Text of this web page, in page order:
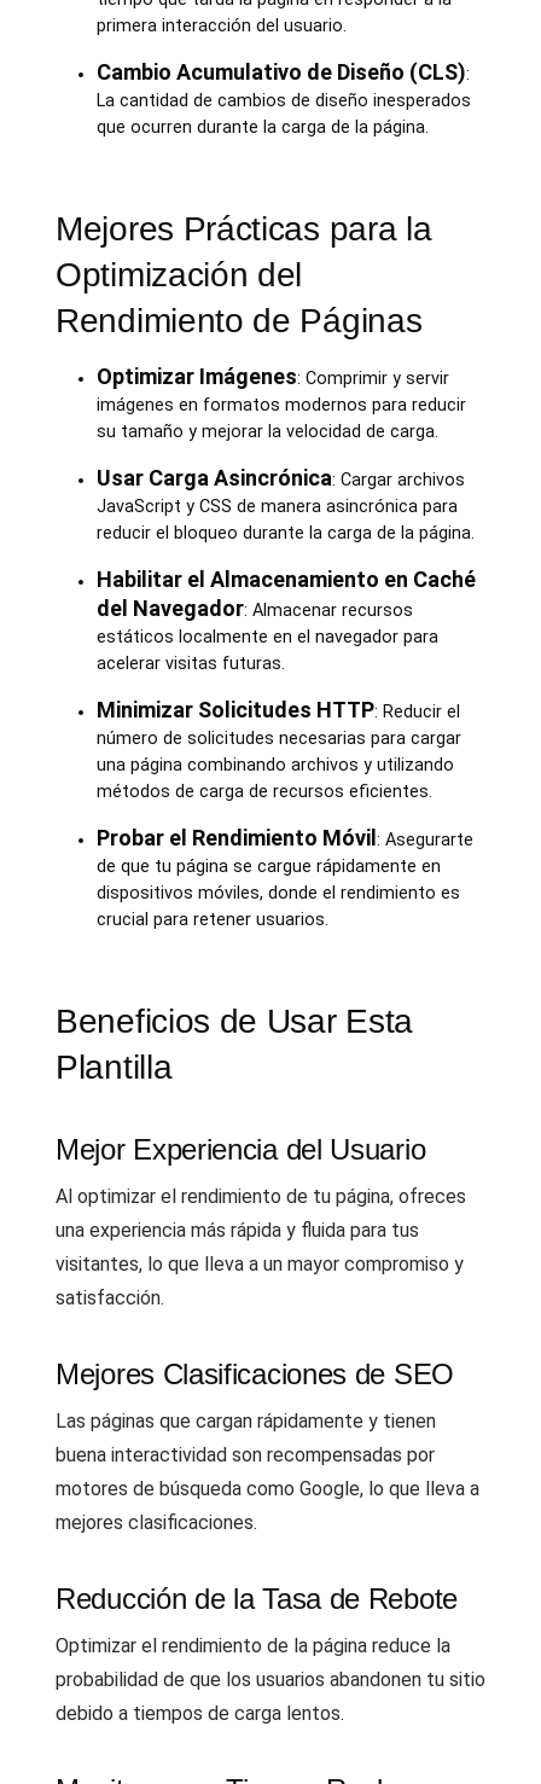
primera interacción del usuario.
Cambio Acumulativo de Diseño (CLS):
La cantidad de cambios de diseño inesperados
que ocurren durante la carga de la página.
Mejores Prácticas para la
Optimización del
Rendimiento de Páginas
Optimizar Imágenes: Comprimir y servir
imágenes en formatos modernos para reducir
su tamaño y mejorar la velocidad de carga.
Usar Carga Asincrónica: Cargar archivos
JavaScript y CSS de manera asincrónica para
reducir el bloqueo durante la carga de la página.
Habilitar el Almacenamiento en Caché
del Navegador: Almacenar recursos
estáticos localmente en el navegador para
acelerar visitas futuras.
Minimizar Solicitudes HTTP: Reducir el
número de solicitudes necesarias para cargar
una página combinando archivos y utilizando
métodos de carga de recursos eficientes.
Probar el Rendimiento Móvil : Asegurarte
de que tu página se cargue rápidamente en
dispositivos móviles, donde el rendimiento es
crucial para retener usuarios.
Beneficios de Usar Esta
Plantilla
Mejor Experiencia del Usuario
Al optimizar el rendimiento de tu página, ofreces
una experiencia más rápida y fluida para tus
visitantes, lo que lleva a un mayor compromiso y
satisfacción.
Mejores Clasificaciones de SEO
Las páginas que cargan rápidamente y tienen
buena interactividad son recompensadas por
motores de búsqueda como Google, lo que lleva a
mejores clasificaciones.
Reducción de la Tasa de Rebote
Optimizar el rendimiento de la página reduce la
probabilidad de que los usuarios abandonen tu sitio
debido a tiempos de carga lentos.